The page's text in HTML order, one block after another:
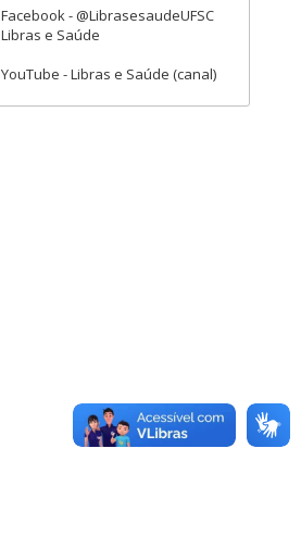
Facebook - @LibrasesaudeUFSC
Libras e Saúde
YouTube - Libras e Saúde (canal)